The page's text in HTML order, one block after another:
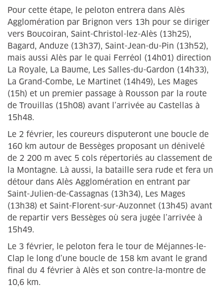
Pour cette étape, le peloton entrera dans Alès
Agglomération par Brignon vers 13h pour se diriger
vers Boucoiran, Saint-Christol-lez-Alès (13h25),
Bagard, Anduze (13h37), Saint-Jean-du-Pin (13h52),
mais aussi Alès par le quai Ferréol (14h01) direction
La Royale, La Baume, Les Salles-du-Gardon (14h33),
La Grand-Combe, Le Martinet (14h49), Les Mages
(15h) et un premier passage à Rousson par la route
de Trouillas (15h08) avant l’arrivée au Castellas à
15h48.
Le 2 février, les coureurs disputeront une boucle de
160 km autour de Bessèges proposant un dénivelé
de 2 200 m avec 5 cols répertoriés au classement de
la Montagne. Là aussi, la bataille sera rude et fera un
détour dans Alès Agglomération en entrant par
Saint-Julien-de-Cassagnas (13h34), Les Mages
(13h38) et Saint-Florent-sur-Auzonnet (13h45) avant
de repartir vers Bessèges où sera jugée l’arrivée à
15h49.
Le 3 février, le peloton fera le tour de Méjannes-le-
Clap le long d’une boucle de 158 km avant le grand
final du 4 février à Alès et son contre-la-montre de
10,6 km.